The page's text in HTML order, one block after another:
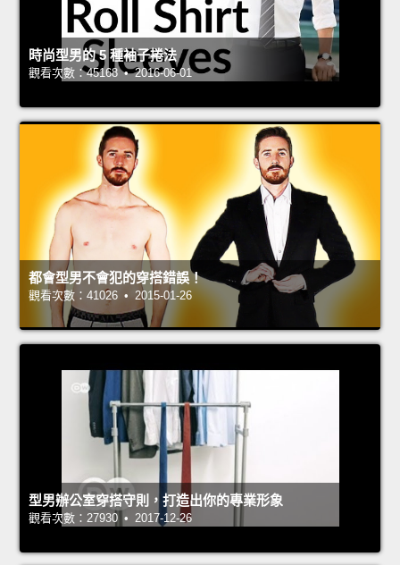
時尚型男的 5 種袖子捲法
觀看次數：45168 • 2016-06-01
都會型男不會犯的穿搭錯誤！
觀看次數：41026 • 2015-01-26
型男辦公室穿搭守則，打造出你的專業形象
觀看次數：27930 • 2017-12-26